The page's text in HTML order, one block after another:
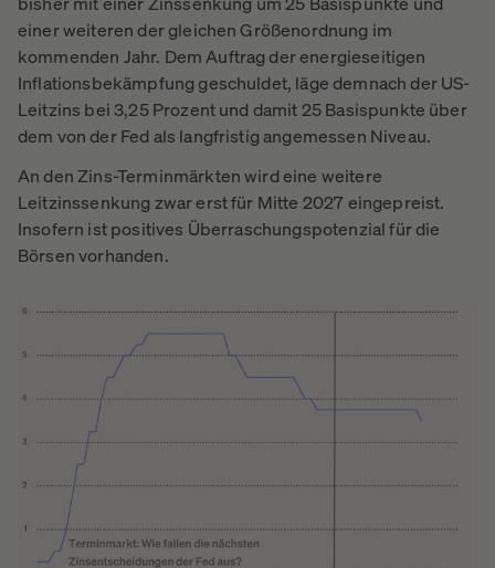
einer weiteren der gleichen Größenordnung im
kommenden Jahr. Dem Auftrag der energieseitigen
Inflationsbekämpfung geschuldet, läge demnach der US-
Leitzins bei 3,25 Prozent und damit 25 Basispunkte über
dem von der Fed als langfristig angemessen Niveau.
An den Zins-Terminmärkten wird eine weitere
Leitzinssenkung zwar erst für Mitte 2027 eingepreist.
Insofern ist positives Überraschungspotenzial für die
Börsen vorhanden.